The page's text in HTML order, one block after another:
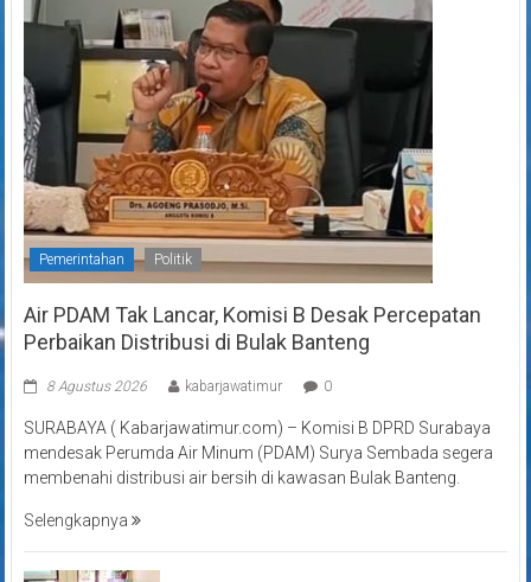
Pemerintahan Politik
Air PDAM Tak Lancar, Komisi B Desak Percepatan
Perbaikan Distribusi di Bulak Banteng
8 Agustus 2026 kabarjawatimur 0
SURABAYA ( Kabarjawatimur.com) – Komisi B DPRD Surabaya
mendesak Perumda Air Minum (PDAM) Surya Sembada segera
membenahi distribusi air bersih di kawasan Bulak Banteng.
Selengkapnya